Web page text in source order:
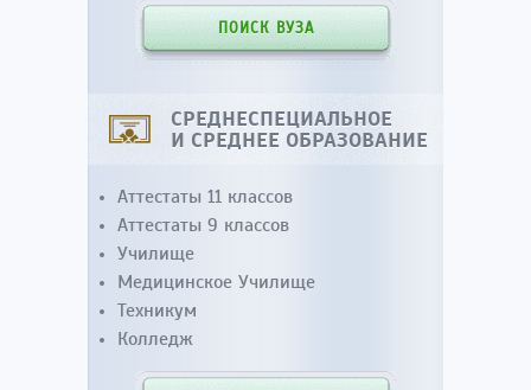
ПОИСК ВУЗА
СРЕДНЕСПЕЦИАЛЬНОЕ
И СРЕДНЕЕ ОБРАЗОВАНИЕ
Аттестаты 11 классов
Аттестаты 9 классов
Училище
Медицинское Училище
Техникум
Колледж